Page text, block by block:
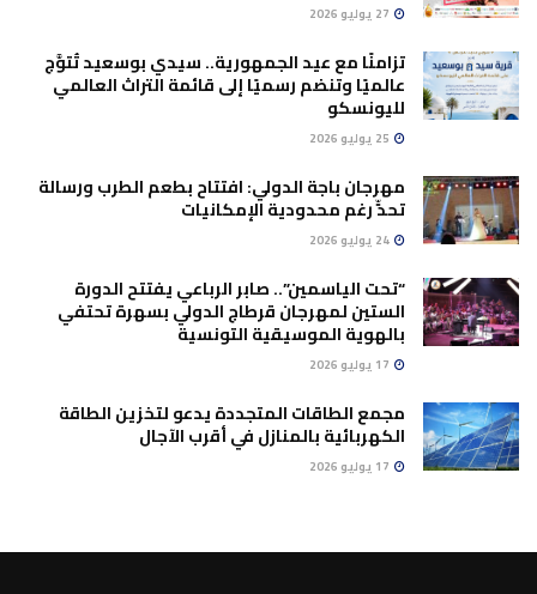
تزامنًا مع عيد الجمهورية.. سيدي بوسعيد تُتوَّج
عالميًا وتنضم رسميًا إلى قائمة التراث العالمي
لليونسكو
مهرجان باجة الدولي: افتتاح بطعم الطرب ورسالة
تحدٍّ رغم محدودية الإمكانيات
“تحت الياسمين”.. صابر الرباعي يفتتح الدورة
الستين لمهرجان قرطاج الدولي بسهرة تحتفي
بالهوية الموسيقية التونسية
مجمع الطاقات المتجددة يدعو لتخزين الطاقة
الكهربائية بالمنازل في أقرب الآجال